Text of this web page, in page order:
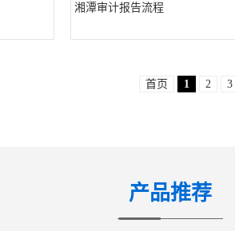
湘潭审计报告流程
首页 1 2 3
产品推荐